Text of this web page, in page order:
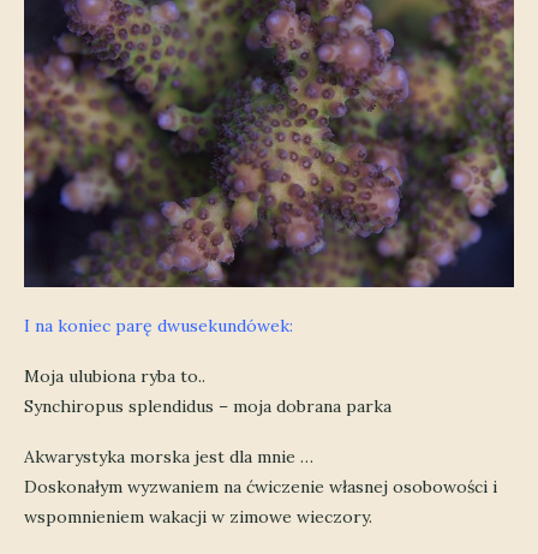
I na koniec parę dwusekundówek:
Moja ulubiona ryba to..
Synchiropus splendidus – moja dobrana parka
Akwarystyka morska jest dla mnie …
Doskonałym wyzwaniem na ćwiczenie własnej osobowości i
wspomnieniem wakacji w zimowe wieczory.